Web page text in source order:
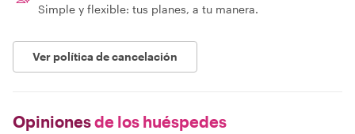
Simple y flexible: tus planes, a tu manera.
Ver política de cancelación
Opinionesde los huéspedes